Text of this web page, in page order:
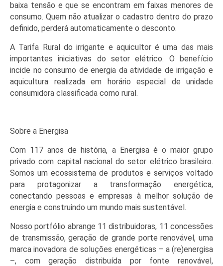
baixa tensão e que se encontram em faixas menores de
consumo. Quem não atualizar o cadastro dentro do prazo
definido, perderá automaticamente o desconto.
A Tarifa Rural do irrigante e aquicultor é uma das mais
importantes iniciativas do setor elétrico. O benefício
incide no consumo de energia da atividade de irrigação e
aquicultura realizada em horário especial de unidade
consumidora classificada como rural.
Sobre a Energisa
Com 117 anos de história, a Energisa é o maior grupo
privado com capital nacional do setor elétrico brasileiro.
Somos um ecossistema de produtos e serviços voltado
para protagonizar a transformação energética,
conectando pessoas e empresas à melhor solução de
energia e construindo um mundo mais sustentável.
Nosso portfólio abrange 11 distribuidoras, 11 concessões
de transmissão, geração de grande porte renovável, uma
marca inovadora de soluções energéticas – a (re)energisa
–, com geração distribuída por fonte renovável,